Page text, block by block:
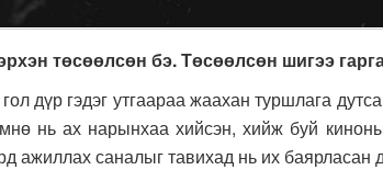
төсөөлсөн бэ. Төсөөлсөн шигээ
гэдэг утгаараа жаахан туршлага
нь ах нарынхаа хийсэн, хийж буй
ажиллах саналыг тавихад нь их баярласан